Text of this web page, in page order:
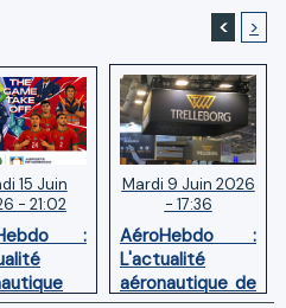
< >
15 Juin
- 21:02
:
Mardi 9 Juin 2026
- 17:36
AéroHebdo :
L'actualité
aéronautique de